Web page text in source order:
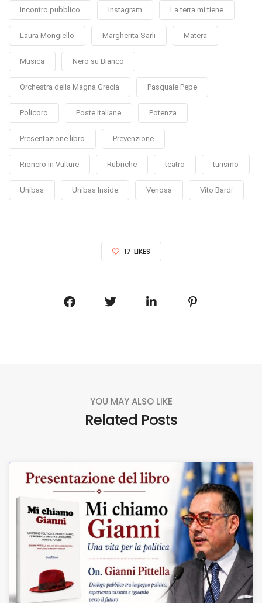
Incontro pubblico Instagram La terra mi tiene
Laura Mongiello Margherita Sarli Matera
Musica Nero su Bianco
Orchestra della Magna Grecia Pasquale Pepe
Policoro Poste Italiane Potenza
Presentazione libro Prevenzione
Rionero in Vulture Rubriche teatro turismo
Unibas Unibas Inside Venosa Vito Bardi
17 LIKES
YOU MAY ALSO LIKE
Related Posts